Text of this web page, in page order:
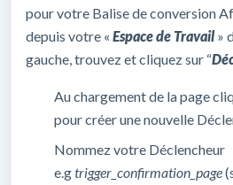
pour votre Balise de conversion
depuis votre « Espace de Travail»
gauche, trouvez et cliquez sur “
Au chargement de la page
pour créer une nouvelle
Nommez votre Déclencheur
e.gtrigger_confirmation_page